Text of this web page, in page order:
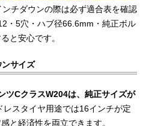
ンチダウンの際は必ず適合表を確認
・5穴・ハブ径66.6mm・純正ボル
と安心です。
ンサイズ
ツCクラスW204は、純正サイズが
レスタイヤ用途では16インチが定
と経済性を両立できます。